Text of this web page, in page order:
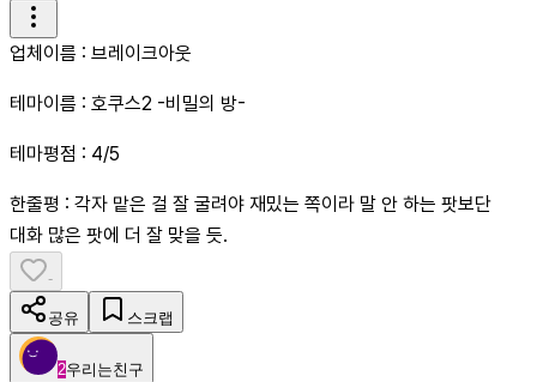
업체이름 : 브레이크아웃
테마이름 : 호쿠스2 -비밀의 방-
테마평점 : 4/5
한줄평 : 각자 맡은 걸 잘 굴려야 재밌는 쪽이라 말 안 하는 팟보단
대화 많은 팟에 더 잘 맞을 듯.
-
공유 스크랩
2우리는친구